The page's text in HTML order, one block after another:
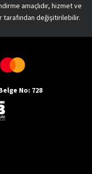
amaçlıdır, hizmet ve
tarafından değişitirilebilir.
No: 728